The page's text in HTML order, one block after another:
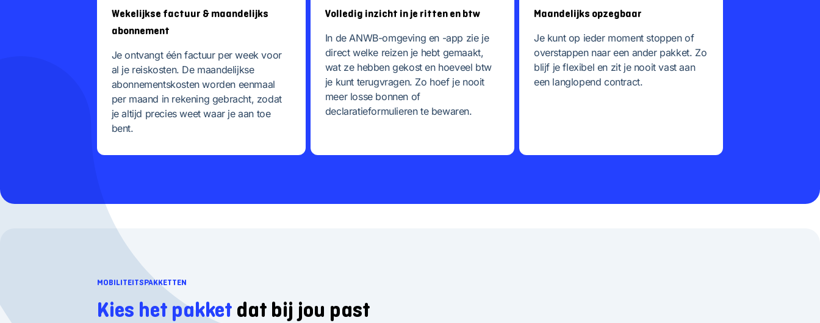
Wekelijkse factuur & maandelijks
abonnement
Je ontvangt één factuur per week voor
al je reiskosten. De maandelijkse
abonnementskosten worden eenmaal
per maand in rekening gebracht, zodat
je altijd precies weet waar je aan toe
bent.
Volledig inzicht in je ritten en btw
In de ANWB-omgeving en -app zie je
direct welke reizen je hebt gemaakt,
wat ze hebben gekost en hoeveel btw
je kunt terugvragen. Zo hoef je nooit
meer losse bonnen of
declaratieformulieren te bewaren.
Maandelijks opzegbaar
Je kunt op ieder moment stoppen of
overstappen naar een ander pakket. Zo
blijf je flexibel en zit je nooit vast aan
een langlopend contract.
MOBILITEITSPAKKETTEN
Kies het pakketdat bij jou past